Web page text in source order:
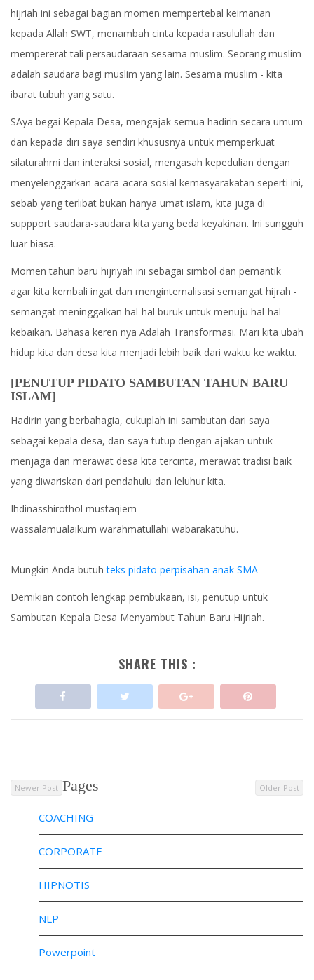
hijriah ini sebagai bagian momen mempertebal keimanan
kepada Allah SWT, menambah cinta kepada rasulullah dan
mempererat tali persaudaraan sesama muslim. Seorang muslim
adalah saudara bagi muslim yang lain. Sesama muslim - kita
ibarat tubuh yang satu.
SAya begai Kepala Desa, mengajak semua hadirin secara umum
dan kepada diri saya sendiri khususnya untuk memperkuat
silaturahmi dan interaksi sosial, mengasah kepedulian dengan
menyelenggarkan acara-acara sosial kemasyarakatan seperti ini,
sebab yang terlibat bukan hanya umat islam, kita juga di
suppport saudara-saudara kita yang beda keyakinan. Ini sungguh
luar biasa.
Momen tahun baru hijriyah ini sebagai simbol dan pemantik
agar kita kembali ingat dan menginternalisasi semangat hijrah -
semangat meninggalkan hal-hal buruk untuk menuju hal-hal
kebaikan. Bahasa keren nya Adalah Transformasi. Mari kita ubah
hidup kita dan desa kita menjadi lebih baik dari waktu ke waktu.
[PENUTUP PIDATO SAMBUTAN TAHUN BARU
ISLAM]
Hadirin yang berbahagia, cukuplah ini sambutan dari saya
sebagai kepala desa, dan saya tutup dengan ajakan untuk
menjaga dan merawat desa kita tercinta, merawat tradisi baik
yang diwariskan dari pendahulu dan leluhur kita.
Ihdinasshirothol mustaqiem
wassalamualaikum warahmatullahi wabarakatuhu.
Mungkin Anda butuhteks pidato perpisahan anak SMA
Demikian contoh lengkap pembukaan, isi, penutup untuk
Sambutan Kepala Desa Menyambut Tahun Baru Hijriah.
SHARE THIS :
Newer Post Older Post
Pages
COACHING
CORPORATE
HIPNOTIS
NLP
Powerpoint